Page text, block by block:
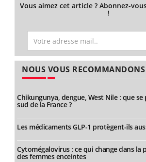
Vous aimez cet article ? Abonnez-
!
NOUS VOUS RECOMMANDONS
Chikungunya, dengue, West Nile : que se
sud de la France ?
Les médicaments GLP-1 protègent-ils
Cytomégalovirus : ce qui change dans la
des femmes enceintes